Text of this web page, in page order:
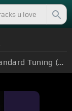
Standard Tuning (EADGBE)